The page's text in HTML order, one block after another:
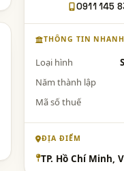
0911 145
THÔNG TIN NHANH
Loại hình
Năm thành lập
Mã số thuế
ĐỊA ĐIỂM
TP. Hồ Chí Minh,